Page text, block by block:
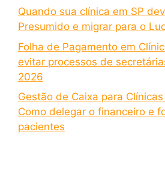
Quando sua clínica em SP
Presumido e migrar para o
Folha de Pagamento em
evitar processos de
2026
Gestão de Caixa para
Como delegar o financeiro e
pacientes